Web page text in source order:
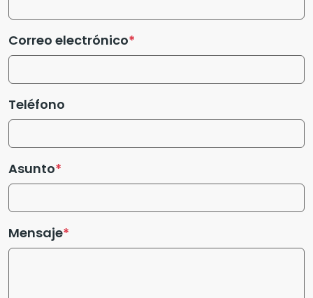
Correo electrónico
Teléfono
Asunto
Mensaje